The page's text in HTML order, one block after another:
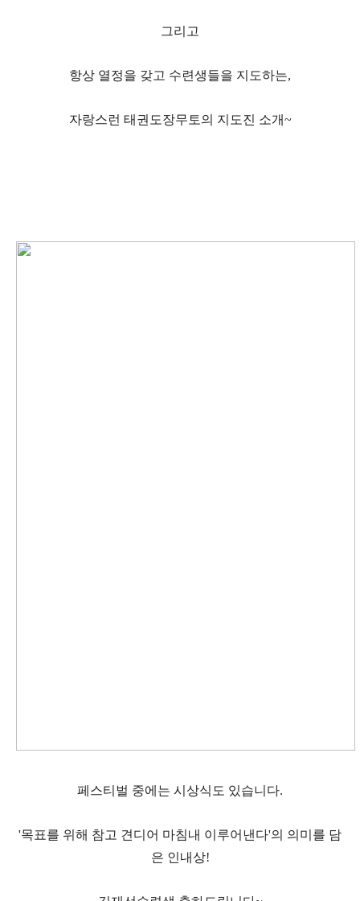
그리고
항상 열정을 갖고 수련생들을 지도하는,
자랑스런 태권도장무토의 지도진 소개~
페스티벌 중에는 시상식도 있습니다.
'목표를 위해 참고 견디어 마침내 이루어낸다'의 의미를 담
은 인내상!